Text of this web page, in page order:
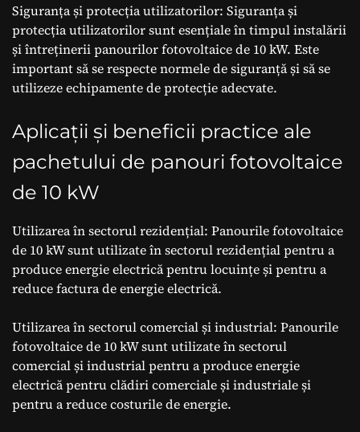
Siguranța și protecția utilizatorilor: Siguranța și
protecția utilizatorilor sunt esențiale în timpul instalării
și întreținerii panourilor fotovoltaice de 10 kW. Este
important să se respecte normele de siguranță și să se
utilizeze echipamente de protecție adecvate.
Aplicații și beneficii practice ale
pachetului de panouri fotovoltaice
de 10 kW
Utilizarea în sectorul rezidențial: Panourile fotovoltaice
de 10 kW sunt utilizate în sectorul rezidențial pentru a
produce energie electrică pentru locuințe și pentru a
reduce factura de energie electrică.
Utilizarea în sectorul comercial și industrial: Panourile
fotovoltaice de 10 kW sunt utilizate în sectorul
comercial și industrial pentru a produce energie
electrică pentru clădiri comerciale și industriale și
pentru a reduce costurile de energie.